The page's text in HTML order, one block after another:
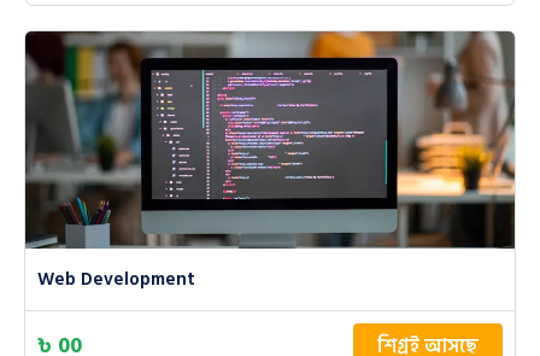
Web Development
৳ 00 শিগ্রই আসছে